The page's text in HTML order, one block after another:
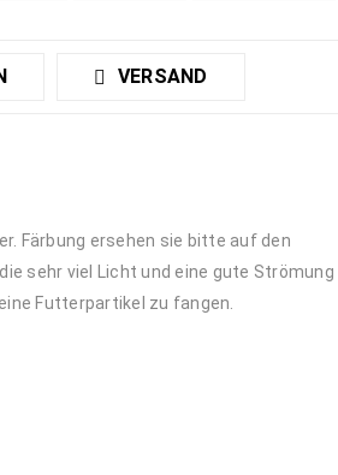
VERSAND
Färbung ersehen sie bitte auf den
sehr viel Licht und eine gute Strömung
Futterpartikel zu fangen.